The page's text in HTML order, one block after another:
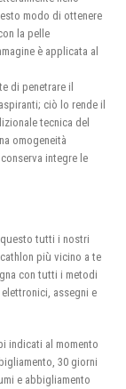
modo di ottenere
la pelle
è applicata al
di penetrare il
ciò lo rende il
tecnica del
omogeneità
integre le
tutti i nostri
più vicino a te
con tutti i metodi
assegni e
indicati al momento
30 giorni
e abbigliamento